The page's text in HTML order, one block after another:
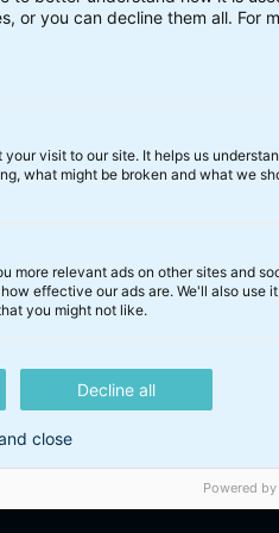
tager forbehold for
som BankInvest
anbefaler
kan ikke anvendes som
og central information.
or you can decline them all. For
visit to our site. It helps us
what might be broken and what we
more relevant ads on other sites and
effective our ads are. We'll also use
you might not like.
Decline all
close
Powered by